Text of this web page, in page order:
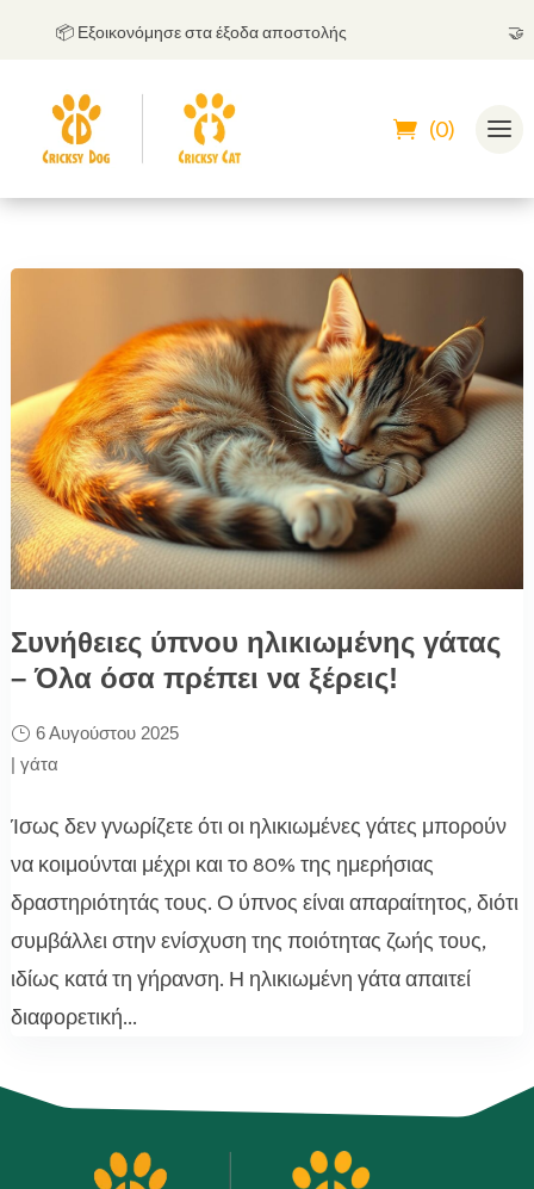
📦 Εξοικονόμησε στα έξοδα αποστολής
(0)
Συνήθειες ύπνου ηλικιωμένης γάτας
– Όλα όσα πρέπει να ξέρεις!
6 Αυγούστου 2025
| γάτα
Ίσως δεν γνωρίζετε ότι οι ηλικιωμένες γάτες μπορούν
να κοιμούνται μέχρι και το 80% της ημερήσιας
δραστηριότητάς τους. Ο ύπνος είναι απαραίτητος, διότι
συμβάλλει στην ενίσχυση της ποιότητας ζωής τους,
ιδίως κατά τη γήρανση. Η ηλικιωμένη γάτα απαιτεί
διαφορετική...